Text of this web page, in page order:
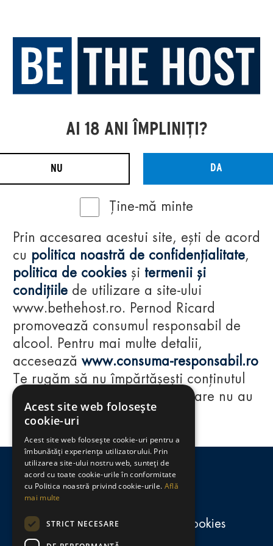
Regulamente
consumă-responsabil.ro
Politica de confidențialitate și cookies
AI 18 ANI ÎMPLINIȚI?
NU DA
Ține-mă minte
Prin accesarea acestui site, ești de acord
cu politica noastră de confidențialitate,
politica de cookies și termenii și
condițiile de utilizare a site-ului
www.bethehost.ro. Pernod Ricard
promovează consumul responsabil de
alcool. Pentru mai multe detalii,
accesează www.consuma-responsabil.ro
Te rugăm să nu împărtășești conținutul
acestui website cu persoane care nu au
împlinit vârsta de 18 ani.
Acest site web folosește
cookie-uri
Acest site web folosește cookie-uri pentru a
îmbunătăți experiența utilizatorului. Prin
utilizarea site-ului nostru web, sunteți de
acord cu toate cookie-urile în conformitate
cu Politica noastră privind cookie-urile. Află
mai multe
STRICT NECESARE